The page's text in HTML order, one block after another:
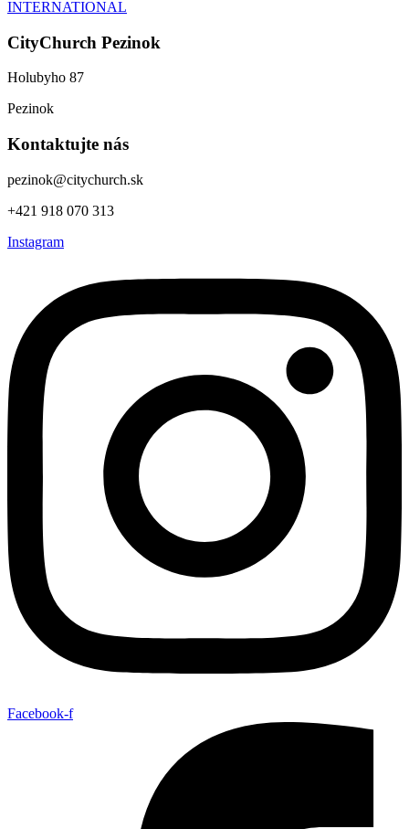
INTERNATIONAL
CityChurch Pezinok
Holubyho 87
Pezinok
Kontaktujte nás
pezinok@citychurch.sk
+421 918 070 313
Instagram
Facebook-f